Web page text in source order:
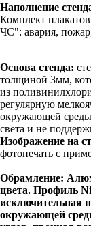
Наполнение
Комплект
ЧС": авария,
Основа стенда:
толщиной 3мм,
из
регулярную
окружающей
света и не
Изображение на
фотопечать с
Обрамление:
цвета. Профиль
исключительная
окружающей